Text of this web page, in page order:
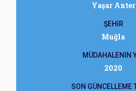
Yaşar Anter
ŞEHİR
Muğla
MÜDAHALENİN
2020
SON GÜNCELLEME